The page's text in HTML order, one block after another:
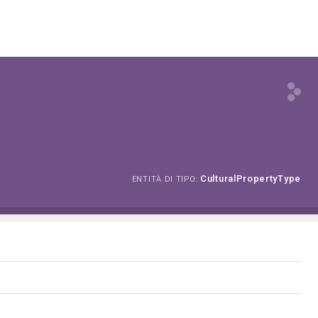
ENTITÀ DI TIPO: CulturalPropertyType